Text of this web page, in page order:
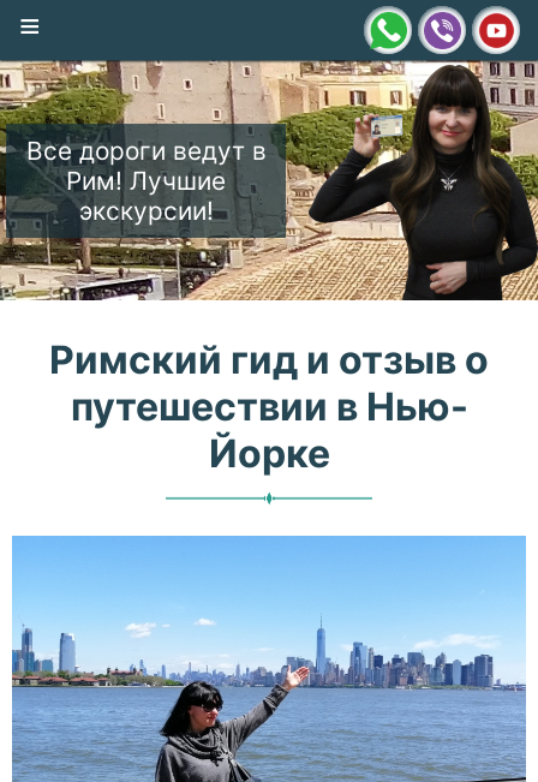
Все дороги ведут в
Рим! Лучшие
экскурсии!
≡
Римский гид и отзыв о
путешествии в Нью-
Йорке